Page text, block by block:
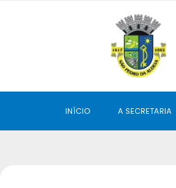
INÍCIO A SECRETARIA